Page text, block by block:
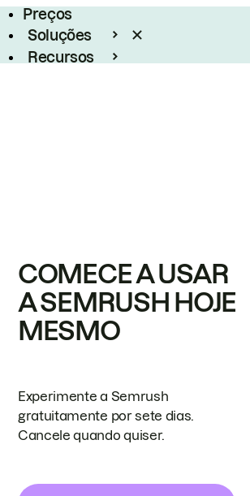
Preços
Soluções
Recursos
COMECE A USAR
A SEMRUSH HOJE
MESMO
Experimente a Semrush
gratuitamente por sete dias.
Cancele quando quiser.